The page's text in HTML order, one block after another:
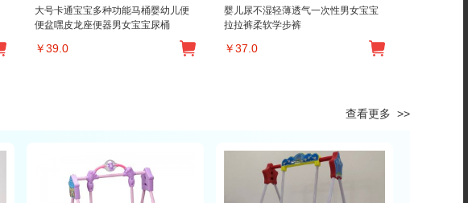
大号卡通宝宝多种功能马桶婴幼儿便
便盆嘿皮龙座便器男女宝宝尿桶
￥39.0
婴儿尿不湿轻薄透气一次性男女宝宝
拉拉裤柔软学步裤
￥37.0
查看更多 >>